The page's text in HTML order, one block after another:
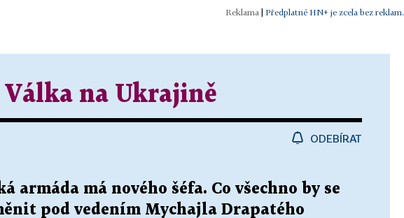
| Předplatné HN+ je zcela bez reklam.
Válka na Ukrajině
ODEBÍRAT
armáda má nového šéfa. Co všechno by se
pod vedením Mychajla Drapatého